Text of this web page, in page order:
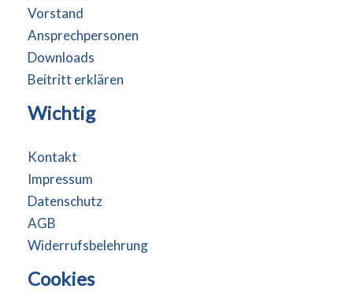
Vorstand
Ansprechpersonen
Downloads
Beitritt erklären
Wichtig
Kontakt
Impressum
Datenschutz
AGB
Widerrufsbelehrung
Cookies